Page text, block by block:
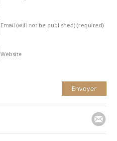
Email (will not be published)(required)
Website